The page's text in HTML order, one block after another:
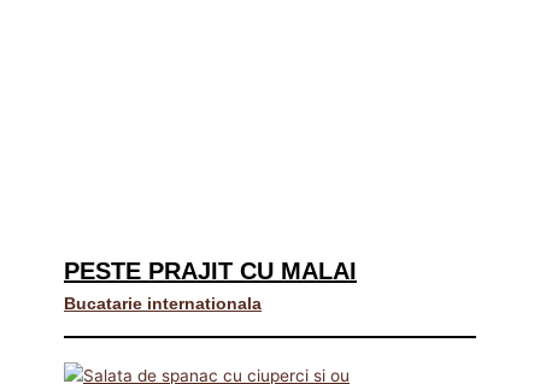
PESTE PRAJIT CU MALAI
Bucatarie internationala